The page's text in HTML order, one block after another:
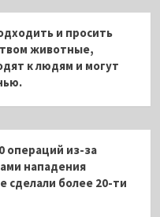
и просить
животные,
к людям и могут
операций из-за
нападения
более 20-ти